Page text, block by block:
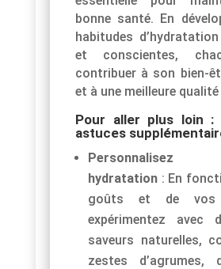
bonne santé. En
habitudes
et conscientes,
contribuer à son bien-
et à une meilleure qualité
Pour aller plus loin :
astuces
hydratation: En
goûts et de vos
expérimentez avec
saveurs naturelles,
zestes d’agrumes,